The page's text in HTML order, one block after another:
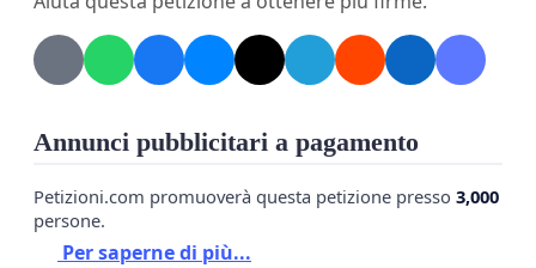
Orizzonti propone di dedicare la struttura a
Giuseppe Orus, tra i fondatori nella seconda metà
Padova. Vogliamo una Padova davvero amica degli
tutti gli esseri viventi.
Firma anche tu!
Annunci pubblicitari a pagamento
Petizioni.com promuoverà questa petizione presso 3,000
persone.
Per saperne di più...